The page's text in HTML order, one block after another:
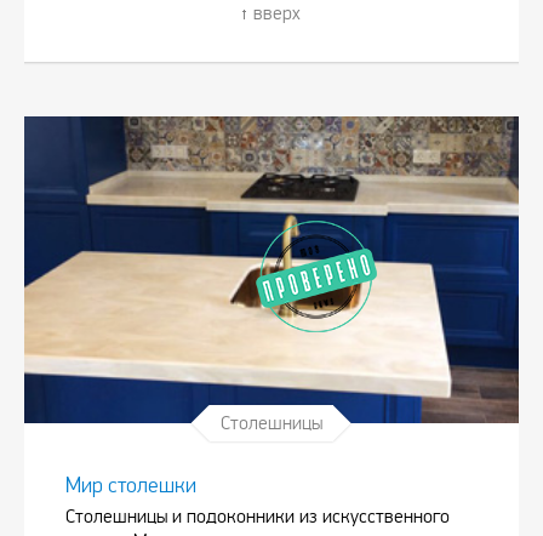
вверх
Столешницы
Мир столешки
Столешницы и подоконники из искусственного